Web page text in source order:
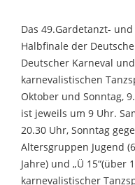
Das 49.Gardetanzt-
Halbfinale der
Deutscher Karneval
karnevalistischen
Oktober und Sonntag,
ist jeweils um 9 Uhr.
20.30 Uhr, Sonntag
Altersgruppen Jugend
Jahre) und „Ü 15“(über
karnevalistischer